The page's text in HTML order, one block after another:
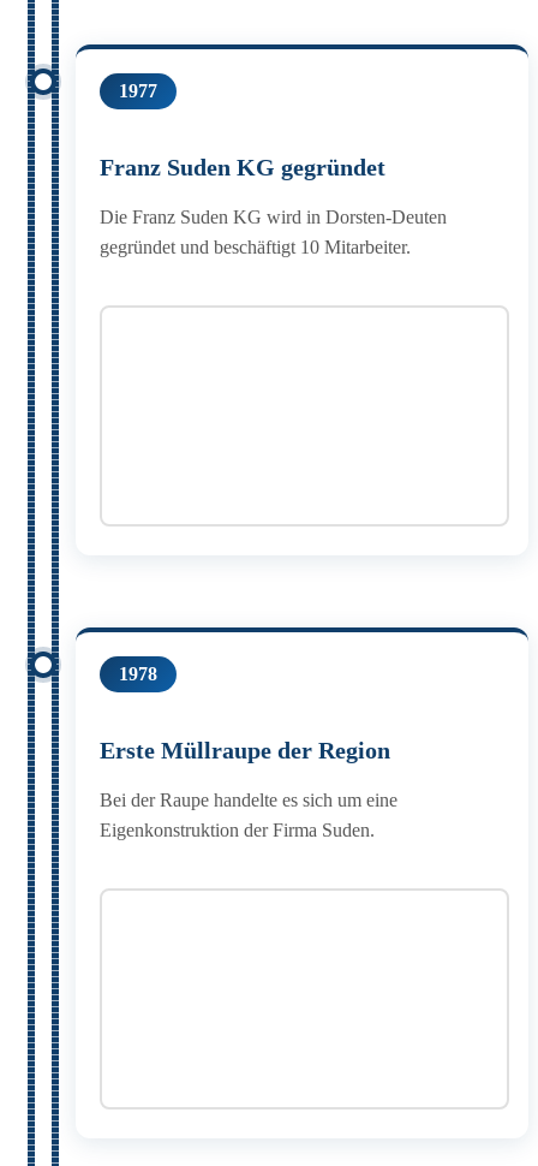
1977
Franz Suden KG gegründet
Die Franz Suden KG wird in Dorsten-Deuten
gegründet und beschäftigt 10 Mitarbeiter.
1978
Erste Müllraupe der Region
Bei der Raupe handelte es sich um eine
Eigenkonstruktion der Firma Suden.